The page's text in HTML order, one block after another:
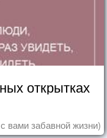
открытках
вами забавной жизни)